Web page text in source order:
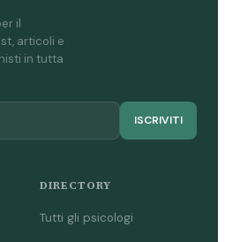
il
articoli e
in tutta
ISCRIVITI
DIRECTORY
Tutti gli psicologi